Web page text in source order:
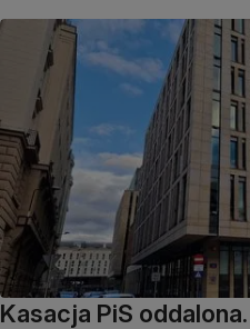
Kasacja PiS